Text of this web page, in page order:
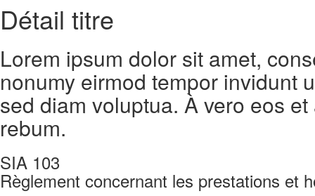
Détail titre
Lorem ipsum dolor sit amet,
nonumy eirmod tempor invidunt
sed diam voluptua. À vero eos
rebum.
SIA 103
Règlement concernant les prestations et